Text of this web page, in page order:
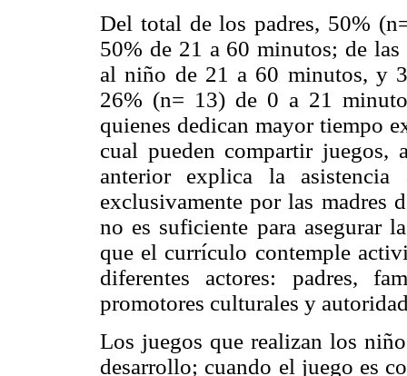
Del total de los padres, 50%
50% de 21 a 60 minutos; de
al niño de 21 a 60 minutos, y
26% (n= 13) de 0 a 21
quienes dedican mayor tiempo
cual pueden compartir juegos,
anterior explica la
exclusivamente por las madres
no es suficiente para asegurar
que el currículo contemple
diferentes actores: padres,
promotores culturales y
Los juegos que realizan los
desarrollo; cuando el juego es